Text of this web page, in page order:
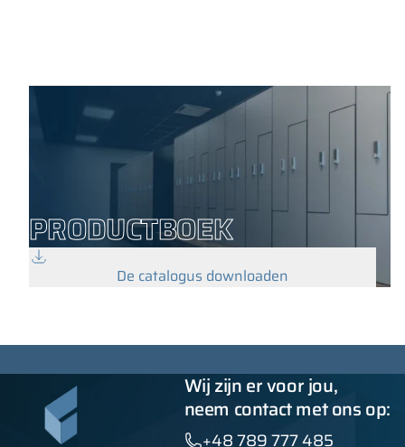
PRODUCTBOEK
De catalogus downloaden
Wij zijn er voor jou,
neem contact met ons op:
+48 789 777 485